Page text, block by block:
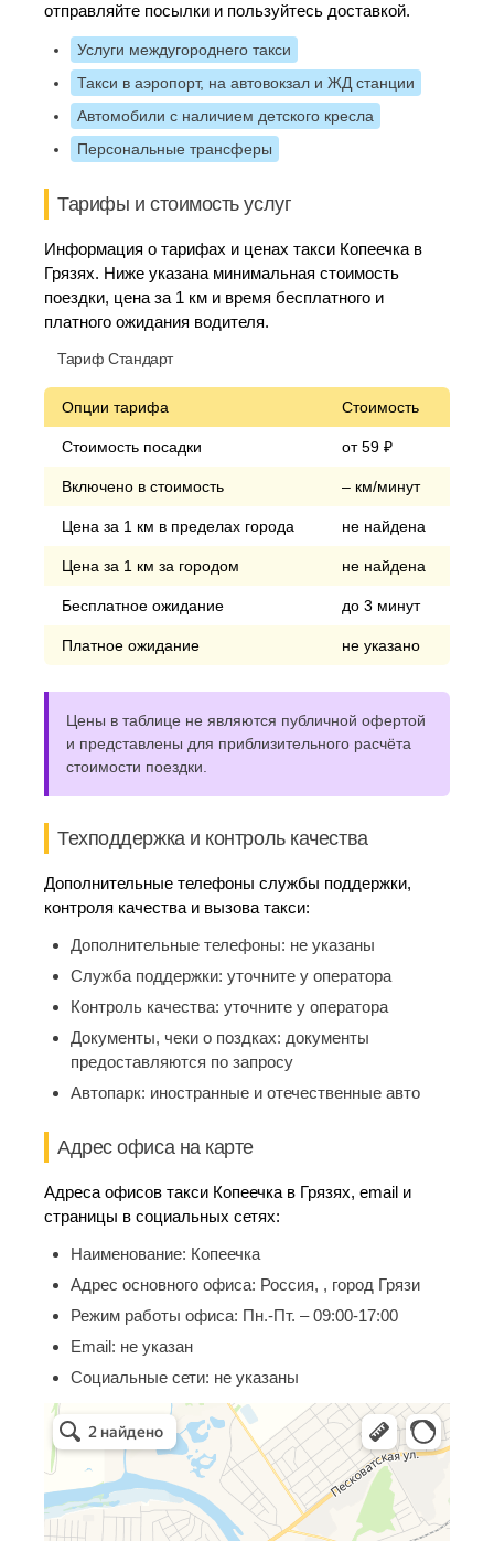
отправляйте посылки и пользуйтесь доставкой.
Услуги междугороднего такси
Такси в аэропорт, на автовокзал и ЖД станции
Автомобили с наличием детского кресла
Персональные трансферы
Тарифы и стоимость услуг
Информация о тарифах и ценах такси Копеечка в
Грязях. Ниже указана минимальная стоимость
поездки, цена за 1 км и время бесплатного и
платного ожидания водителя.
Тариф Стандарт
Опции тарифа Стоимость
Стоимость посадки от 59 ₽
Включено в стоимость – км/минут
Цена за 1 км в пределах города не найдена
Цена за 1 км за городом не найдена
Бесплатное ожидание до 3 минут
Платное ожидание не указано
Цены в таблице не являются публичной офертой
и представлены для приблизительного расчёта
стоимости поездки.
Техподдержка и контроль качества
Дополнительные телефоны службы поддержки,
контроля качества и вызова такси:
Дополнительные телефоны: не указаны
Служба поддержки: уточните у оператора
Контроль качества: уточните у оператора
Документы, чеки о поздках: документы
предоставляются по запросу
Автопарк: иностранные и отечественные авто
Адрес офиса на карте
Адреса офисов такси Копеечка в Грязях, email и
страницы в социальных сетях:
Наименование: Копеечка
Адрес основного офиса: Россия, , город Грязи
Режим работы офиса: Пн.-Пт. – 09:00-17:00
Email: не указан
Социальные сети: не указаны